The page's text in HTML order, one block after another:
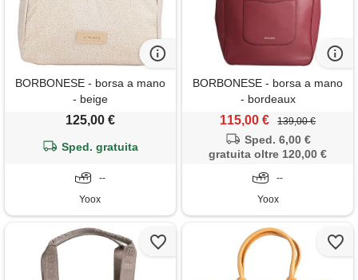
BORBONESE - borsa a mano
- beige
125,00 €
Sped. gratuita
--
Yoox
BORBONESE - borsa a mano
- bordeaux
115,00 € 139,00 €
Sped. 6,00 €
gratuita oltre 120,00 €
--
Yoox